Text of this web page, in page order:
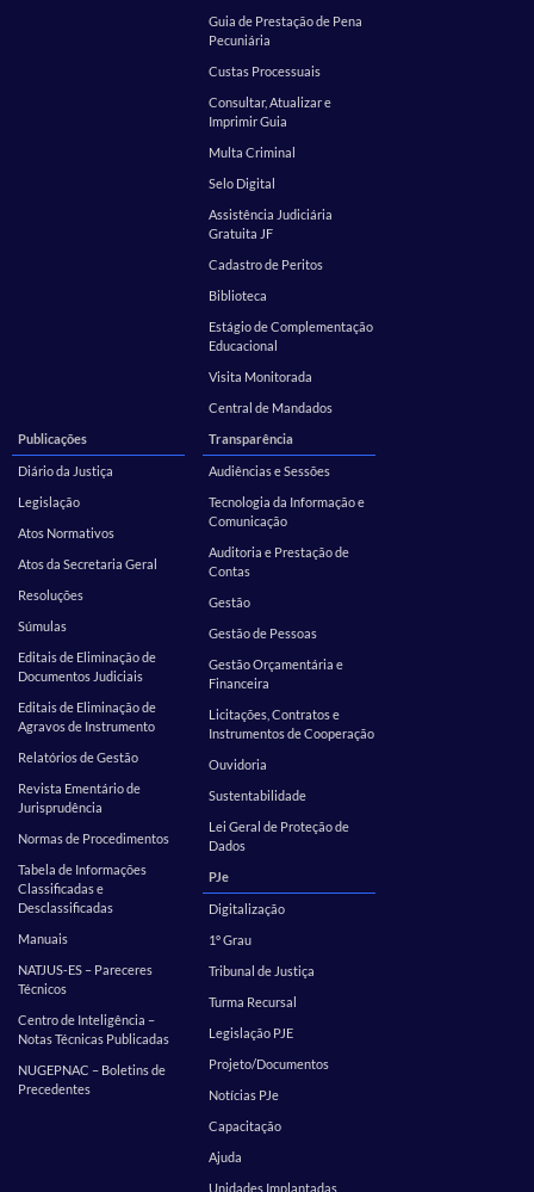
Guia de Prestação de Pena
Pecuniária
Custas Processuais
Consultar, Atualizar e
Imprimir Guia
Multa Criminal
Selo Digital
Assistência Judiciária
Gratuita JF
Cadastro de Peritos
Biblioteca
Estágio de Complementação
Educacional
Visita Monitorada
Central de Mandados
Publicações
Diário da Justiça
Legislação
Atos Normativos
Atos da Secretaria Geral
Resoluções
Súmulas
Editais de Eliminação de
Documentos Judiciais
Editais de Eliminação de
Agravos de Instrumento
Relatórios de Gestão
Revista Ementário de
Jurisprudência
Normas de Procedimentos
Tabela de Informações
Classificadas e
Desclassificadas
Manuais
NATJUS-ES – Pareceres
Técnicos
Centro de Inteligência –
Notas Técnicas Publicadas
NUGEPNAC – Boletins de
Precedentes
Transparência
Audiências e Sessões
Tecnologia da Informação e
Comunicação
Auditoria e Prestação de
Contas
Gestão
Gestão de Pessoas
Gestão Orçamentária e
Financeira
Licitações, Contratos e
Instrumentos de Cooperação
Ouvidoria
Sustentabilidade
Lei Geral de Proteção de
Dados
PJe
Digitalização
1º Grau
Tribunal de Justiça
Turma Recursal
Legislação PJE
Projeto/Documentos
Notícias PJe
Capacitação
Ajuda
Unidades Implantadas